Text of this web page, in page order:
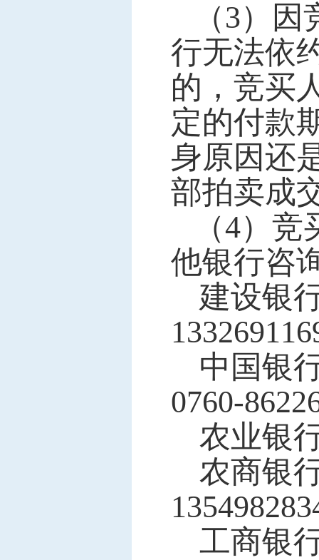
（3）
行无法依
的，竞买
定的付款
身原因还
部拍卖成
（4）
他银行咨
建设银
中国银
0760-
农业银
农商银
工商银